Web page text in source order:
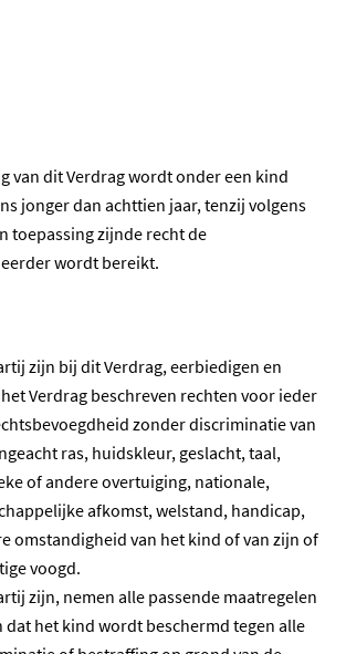
van dit Verdrag wordt onder een kind
jonger dan achttien jaar, tenzij volgens
toepassing zijnde recht de
wordt bereikt.
zijn bij dit Verdrag, eerbiedigen en
Verdrag beschreven rechten voor ieder
zonder discriminatie van
ras, huidskleur, geslacht, taal,
of andere overtuiging, nationale,
afkomst, welstand, handicap,
omstandigheid van het kind of van zijn of
voogd.
zijn, nemen alle passende maatregelen
dat het kind wordt beschermd tegen alle